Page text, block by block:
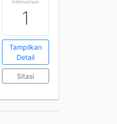
Ketersediaan
1
Tampilkan
Detail
Sitasi